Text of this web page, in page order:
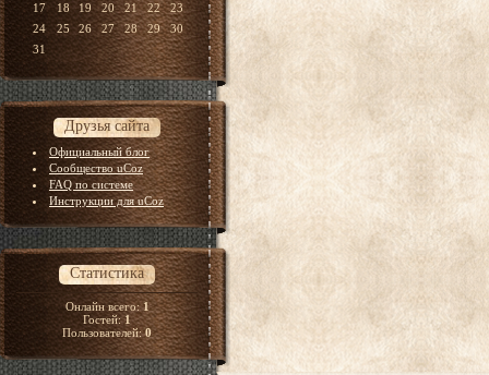
17
18 19 20 21 22
23
24
25 26 27 28 29
30
31
Друзья сайта
Официальный блог
Сообщество uCoz
FAQ по системе
Инструкции для uCoz
Статистика
Онлайн всего:1
Гостей:1
Пользователей:0